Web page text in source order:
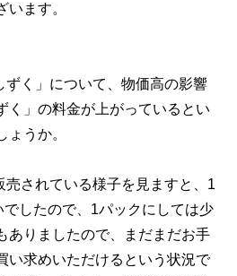
ます。
ずく」について、物価高の影響
く」の料金が上がっているとい
ょうか。
売されている様子を見ますと、1
したので、1パックにしては少
ありましたので、まだまだお手
い求めいただけるという状況で